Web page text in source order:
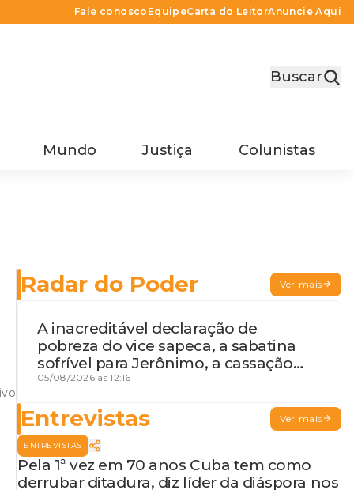
Fale conosco EquipeCarta do LeitorAnuncie Aqui
Buscar
Mundo Justiça Colunistas
Radar do Poder Ver mais
A inacreditável declaração de
pobreza do vice sapeca, a sabatina
sofrível para Jerônimo, a cassação
iminente da desembargadora e a
05/08/2026 às 12:16
Entrevistas Ver mais
ENTREVISTAS
Pela 1ª vez em 70 anos Cuba tem como
derrubar ditadura, diz líder da diáspora nos